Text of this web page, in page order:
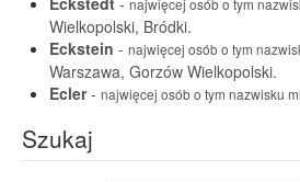
najwięcej osób o tym
Wielkopolski, Bródki.
Eckstein - najwięcej osób o tym
Warszawa, Gorzów Wielkopolski.
Ecler- najwięcej osób o tym nazwisku
Szukaj